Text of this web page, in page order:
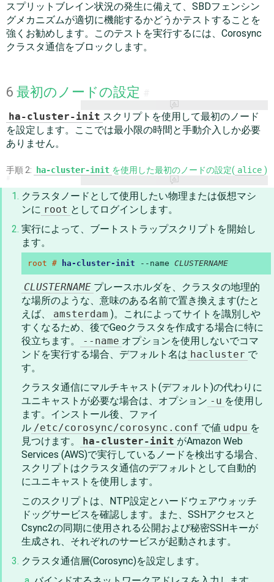
スプリットブレイン状況の発生に備えて、SBDフェンシン
グメカニズムが適切に機能するかどうかテストすることを
強くお勧めします。このテストを実行するには、Corosync
クラスタ通信をブロックします。
6 最初のノードの設定
ha-cluster-init スクリプトを使用して最初のノード
を設定します。ここでは最小限の時間と手動介入しか必要
ありません。
手順 2: ha-cluster-init を使用した最初のノードの設定( alice )
クラスタノードとして使用したい物理または仮想マシ
ンに root としてログインします。
実行によって、ブートストラップスクリプトを開始し
ます。
root # ha-cluster-init --name CLUSTERNAME
CLUSTERNAME プレースホルダを、クラスタの地理的
な場所のような、意味のある名前で置き換えます(たと
えば、
amsterdam )。これによってサイトを識別しや
すくなるため、後でGeoクラスタを作成する場合に特に
役立ちます。
--name オプションを使用しないでコマ
ンドを実行する場合、デフォルト名は hacluster で
す。
クラスタ通信にマルチキャスト(デフォルト)の代わりに
ユニキャストが必要な場合は、オプション -u を使用し
ます。インストール後、ファイ
ル /etc/corosync/corosync.conf で値 udpu を
見つけます。
ha-cluster-init がAmazon Web
Services (AWS)で実行しているノードを検出する場合、
スクリプトはクラスタ通信のデフォルトとして自動的
にユニキャストを使用します。
このスクリプトは、NTP設定とハードウェアウォッチ
ドッグサービスを確認します。また、SSHアクセスと
Csync2の同期に使用される公開および秘密SSHキーが
生成され、それぞれのサービスが起動されます。
クラスタ通信層(Corosync)を設定します。